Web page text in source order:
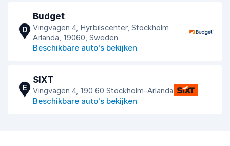
D
Budget
Vingvagen 4, Hyrbilscenter, Stockholm
Arlanda, 19060, Sweden
Beschikbare auto's bekijken
E
SIXT
Vingvägen 4, 190 60 Stockholm-Arlanda
Beschikbare auto's bekijken